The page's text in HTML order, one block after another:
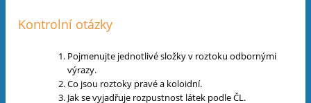
Kontrolní otázky
Pojmenujte jednotlivé složky v roztoku odbornými
výrazy.
Co jsou roztoky pravé a koloidní.
Jak se vyjadřuje rozpustnost látek podle ČL.